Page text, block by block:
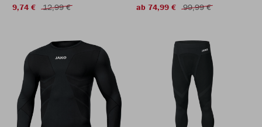
9,74 €
12,99 €
ab 74,99 €
99,99 €